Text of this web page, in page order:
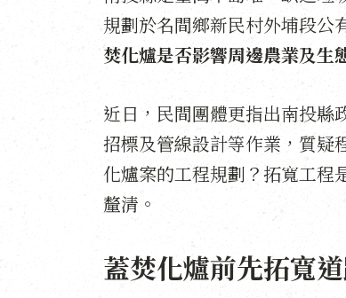
規劃於名間鄉新民村外埔段公
焚化爐是否影響周邊農業及生
近日，民間團體更指出南投縣
招標及管線設計等作業，質疑
化爐案的工程規劃？拓寬工程
釐清。
蓋焚化爐前先拓寬